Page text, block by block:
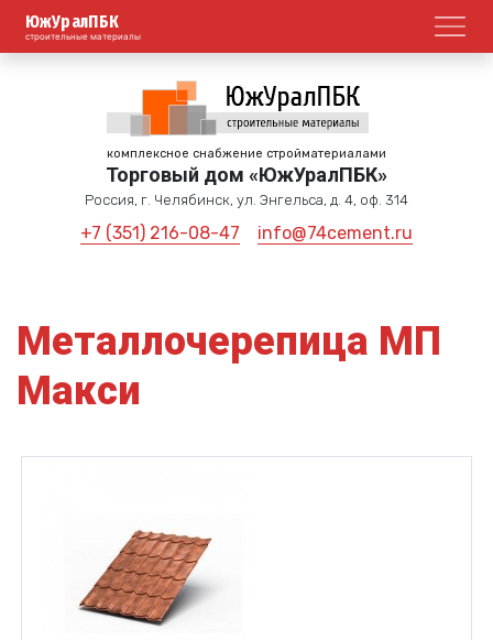
ЮжУралПБК
строительные материалы
комплексное снабжение стройматериалами
Торговый дом «ЮжУралПБК»
Россия, г. Челябинск, ул. Энгельса, д. 4, оф. 314
+7 (351) 216-08-47 info@74cement.ru
Металлочерепица МП
Макси